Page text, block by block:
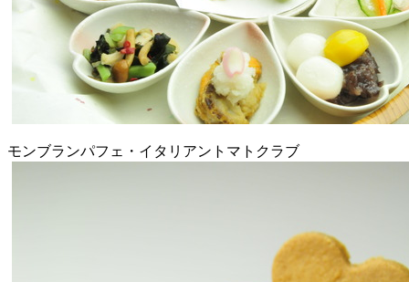
モンブランパフェ・イタリアントマトクラブ